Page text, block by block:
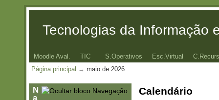
Tecnologias da Informação
Moodle Aval. TIC S.Operativos Esc.Virtual
Página principal → maio de 2026
Calendário
N
a